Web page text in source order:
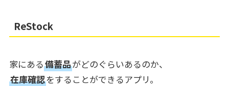
ReStock
家にある備蓄品がどのぐらいあるのか、
在庫確認をすることができるアプリ。